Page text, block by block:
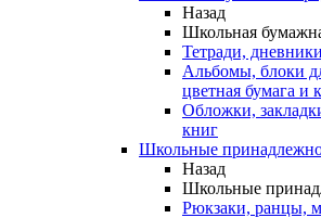
Назад
Школьная
Тетради,
Альбомы, блоки
цветная бумага и
Обложки,
книг
Школьные
Назад
Школьные
Рюкзаки, ранцы,